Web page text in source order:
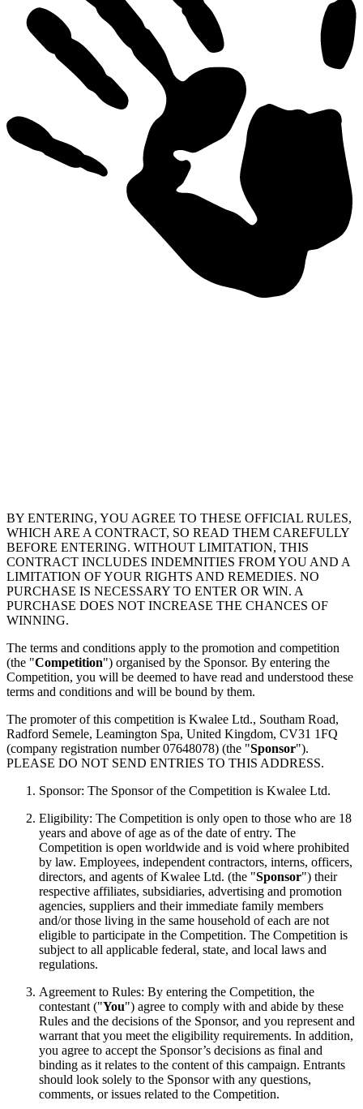
BY ENTERING, YOU AGREE TO THESE OFFICIAL RULES,
WHICH ARE A CONTRACT, SO READ THEM CAREFULLY
BEFORE ENTERING. WITHOUT LIMITATION, THIS
CONTRACT INCLUDES INDEMNITIES FROM YOU AND A
LIMITATION OF YOUR RIGHTS AND REMEDIES. NO
PURCHASE IS NECESSARY TO ENTER OR WIN. A
PURCHASE DOES NOT INCREASE THE CHANCES OF
WINNING.
The terms and conditions apply to the promotion and competition
(the "Competition") organised by the Sponsor. By entering the
Competition, you will be deemed to have read and understood these
terms and conditions and will be bound by them.
The promoter of this competition is Kwalee Ltd., Southam Road,
Radford Semele, Leamington Spa, United Kingdom, CV31 1FQ
(company registration number 07648078) (the "Sponsor").
PLEASE DO NOT SEND ENTRIES TO THIS ADDRESS.
Sponsor: The Sponsor of the Competition is Kwalee Ltd.
Eligibility: The Competition is only open to those who are 18
years and above of age as of the date of entry. The
Competition is open worldwide and is void where prohibited
by law. Employees, independent contractors, interns, officers,
directors, and agents of Kwalee Ltd. (the "Sponsor") their
respective affiliates, subsidiaries, advertising and promotion
agencies, suppliers and their immediate family members
and/or those living in the same household of each are not
eligible to participate in the Competition. The Competition is
subject to all applicable federal, state, and local laws and
regulations.
Agreement to Rules: By entering the Competition, the
contestant ("You") agree to comply with and abide by these
Rules and the decisions of the Sponsor, and you represent and
warrant that you meet the eligibility requirements. In addition,
you agree to accept the Sponsor’s decisions as final and
binding as it relates to the content of this campaign. Entrants
should look solely to the Sponsor with any questions,
comments, or issues related to the Competition.